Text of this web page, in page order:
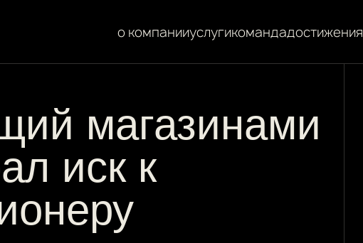
о компанииуслугикомандадостижения
магазинами
иск к